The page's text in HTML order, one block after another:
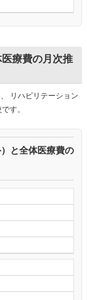
療費の月次推
リハビリテーション
す。
と全体医療費の